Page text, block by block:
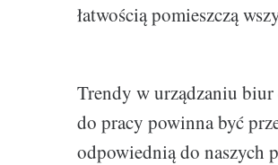
łatwością pomieszczą
Trendy w urządzaniu biur
do pracy powinna być
odpowiednią do naszych